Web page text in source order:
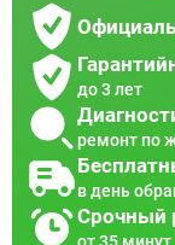
до 3 лет
ремонт по
в день
Срочный